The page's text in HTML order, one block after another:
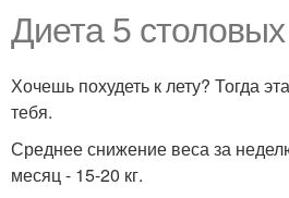
Диета 5
Хочешь похудеть к лету? Тогда
тебя.
Среднее снижение веса за
месяц - 15-20 кг.